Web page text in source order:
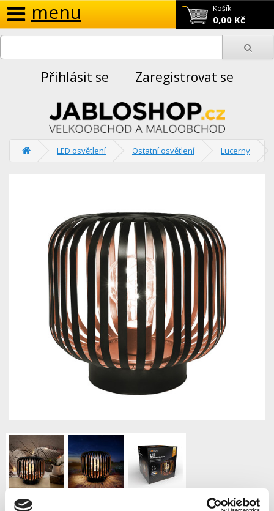
Košík
0,00 Kč
menu
Přihlásit se Zaregistrovat se
LED osvětlení Ostatní osvětlení Lucerny